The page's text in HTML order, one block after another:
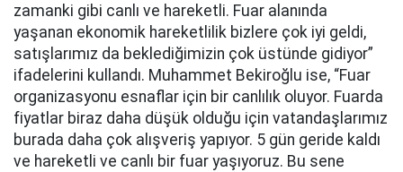
zamanki gibi canlı ve hareketli. Fuar alanında
yaşanan ekonomik hareketlilik bizlere çok iyi geldi,
satışlarımız da beklediğimizin çok üstünde gidiyor”
ifadelerini kullandı. Muhammet Bekiroğlu ise, “Fuar
organizasyonu esnaflar için bir canlılık oluyor. Fuarda
fiyatlar biraz daha düşük olduğu için vatandaşlarımız
burada daha çok alışveriş yapıyor. 5 gün geride kaldı
ve hareketli ve canlı bir fuar yaşıyoruz. Bu sene